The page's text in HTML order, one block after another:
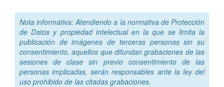
Nota informativa: Atendiendo a la normativa de Protección
de Datos y propiedad intelectual en la que se limita la
publicación de imágenes de terceras personas sin su
consentimiento, aquellos que difundan grabaciones de las
sesiones de clase sin previo consentimiento de las
personas implicadas, serán responsables ante la ley del
uso prohibido de las citadas grabaciones.